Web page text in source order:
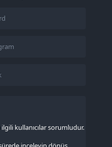
kullanıcılar sorumludur.